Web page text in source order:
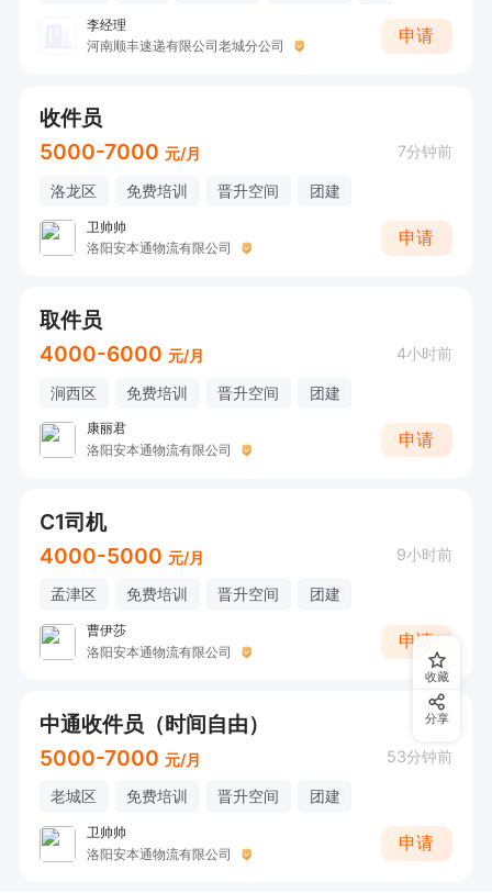
李经理
河南顺丰速递有限公司老城分公司
申请
收件员
5000-7000 元/月 7分钟前
洛龙区 免费培训 晋升空间 团建
卫帅帅
洛阳安本通物流有限公司
申请
取件员
4000-6000 元/月 4小时前
涧西区 免费培训 晋升空间 团建
康丽君
洛阳安本通物流有限公司
申请
C1司机
4000-5000 元/月 9小时前
孟津区 免费培训 晋升空间 团建
曹伊莎
洛阳安本通物流有限公司
申请
中通收件员（时间自由）
5000-7000 元/月 53分钟前
老城区 免费培训 晋升空间 团建
卫帅帅
洛阳安本通物流有限公司
申请
收藏
分享